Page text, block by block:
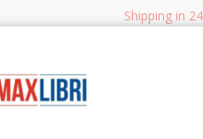
Shipping in